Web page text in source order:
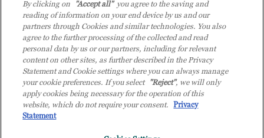
© 2026 TD SYNNEX Italy S.r.l. - Sede legale: via Luigi Russolo 9, 20138 Milano
(MI) - Numero di iscrizione al Registro delle Imprese di Milano e Codice Fiscale:
07092780159 - P.IVA: 07092780159 - Eur 12.569.000,00 i.v - TD SYNNEX e TD
By clicking on "Accept all"you agree to the saving and
reading of information on your end device by us and our
partners through Cookies and similar technologies. You also
agree to the further processing of the collected and read
personal data by us or our partners, including for relevant
content on other sites, as further described in the Privacy
Statement and Cookie settings where you can always manage
your cookie preferences. If you select "Reject", we will only
apply cookies being necessary for the operation of this
website, which do not require your consent. Privacy
Statement